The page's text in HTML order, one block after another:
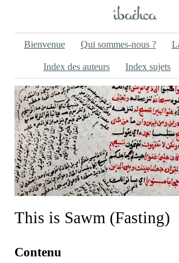
Bienvenue Qui sommes-nous ?
Index des auteurs Index sujets
This is Sawm (Fasting)
Contenu